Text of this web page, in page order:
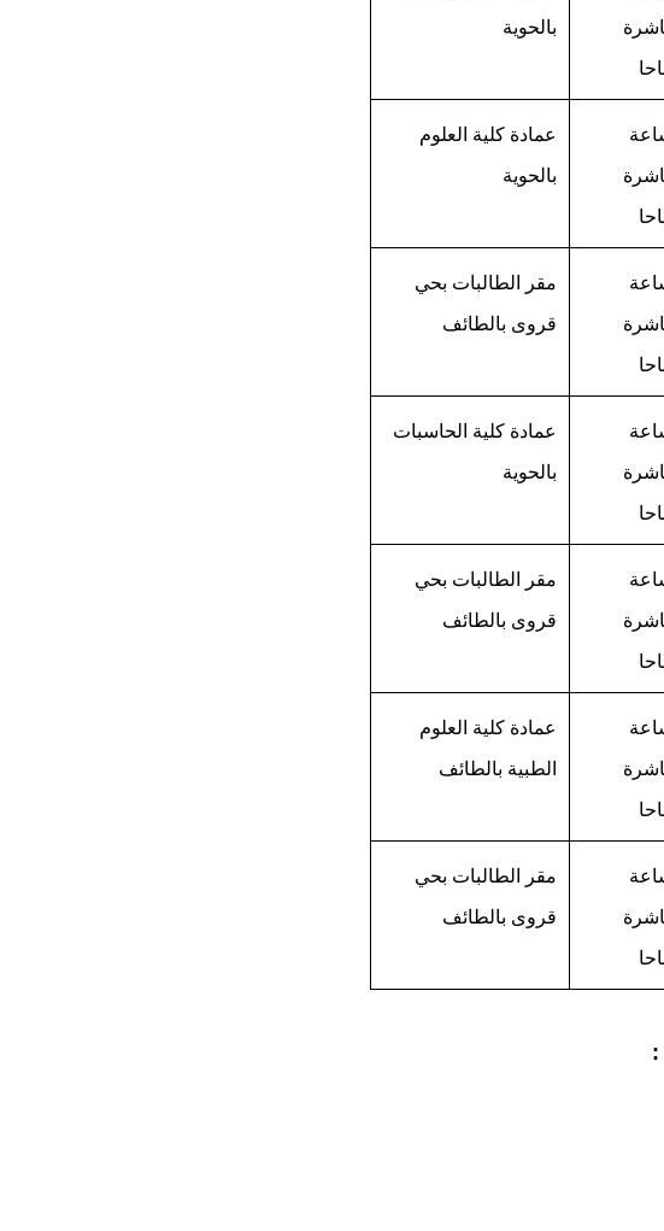
بالحوية
عمادة كلية العلوم
بالحوية
مقر الطالبات بحي
قروى بالطائف
عمادة كلية الحاسبات
بالحوية
مقر الطالبات بحي
قروى بالطائف
عمادة كلية العلوم
الطبية بالطائف
مقر الطالبات بحي
قروى بالطائف
: